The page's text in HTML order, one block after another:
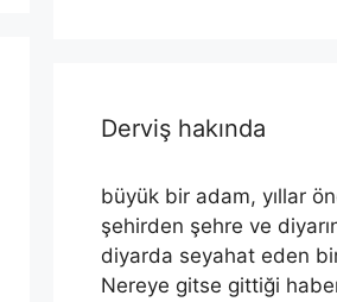
Derviş hakında
büyük bir adam, yıllar
şehirden şehre ve
diyarda seyahat eden
Nereye gitse gittiği